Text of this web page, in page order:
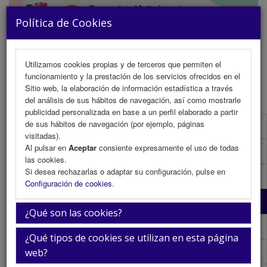
Política de Cookies
Utilizamos cookies propias y de terceros que permiten el
funcionamiento y la prestación de los servicios ofrecidos en el
Sitio web, la elaboración de información estadística a través
del análisis de sus hábitos de navegación, así como mostrarle
publicidad personalizada en base a un perfil elaborado a partir
de sus hábitos de navegación (por ejemplo, páginas
visitadas).
Al pulsar en Aceptar consiente expresamente el uso de todas
las cookies.
Si desea rechazarlas o adaptar su configuración, pulse en
Configuración de cookies.
¿Qué son las cookies?
¿Qué tipos de cookies se utilizan en esta página
web?
MENU
Programa Científico
Programa Científico (PDF)
Cronograma Programa Científico
Programa Enfermería
Cronograma Programa Enfermería
Plantilla